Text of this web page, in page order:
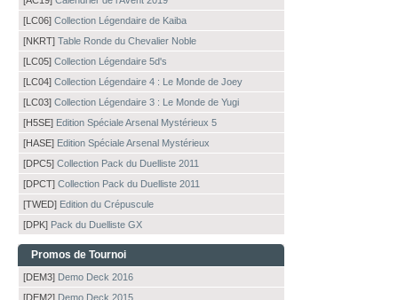
[LC06] Collection Légendaire de Kaiba
[NKRT] Table Ronde du Chevalier Noble
[LC05] Collection Légendaire 5d's
[LC04] Collection Légendaire 4 : Le Monde de Joey
[LC03] Collection Légendaire 3 : Le Monde de Yugi
[H5SE] Edition Spéciale Arsenal Mystérieux 5
[HASE] Edition Spéciale Arsenal Mystérieux
[DPC5] Collection Pack du Duelliste 2011
[DPCT] Collection Pack du Duelliste 2011
[TWED] Edition du Crépuscule
[DPK] Pack du Duelliste GX
Promos de Tournoi
[DEM3] Demo Deck 2016
[DEM2] Demo Deck 2015